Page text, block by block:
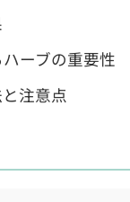
ーブの重要性
注意点